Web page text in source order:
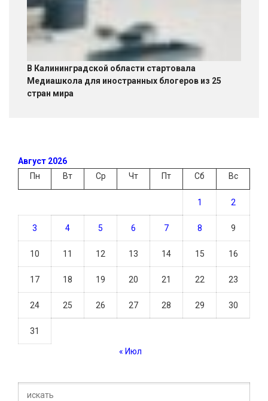
В Калининградской области стартовала
Медиашкола для иностранных блогеров из 25
стран мира
Август 2026
Пн
Вт Ср Чт Пт Сб Вс
1 2
3 4 5 6 7 8 9
10 11 12 13 14 15 16
17 18 19 20 21 22 23
24 25 26 27 28 29 30
31
« Июл